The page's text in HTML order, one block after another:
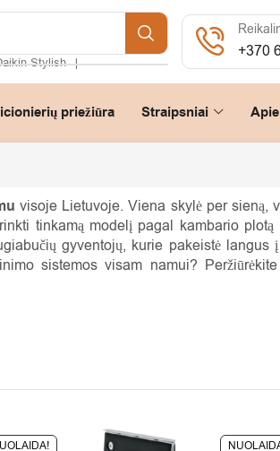
Stylish ❘
+370
priežiūra Straipsniai
visoje Lietuvoje. Viena skylė per sieną,
tinkamą modelį pagal kambario
gyventojų, kurie pakeistė langus
sistemos visam namui?